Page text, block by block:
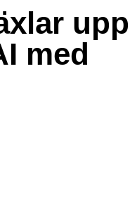
upp
med